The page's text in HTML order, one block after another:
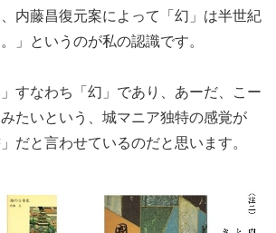
内藤昌復元案によって「幻」は半世紀
」というのが私の認識です。
」すなわち「幻」であり、あーだ、こー
たいという、城マニア独特の感覚が
だと言わせているのだと思います。